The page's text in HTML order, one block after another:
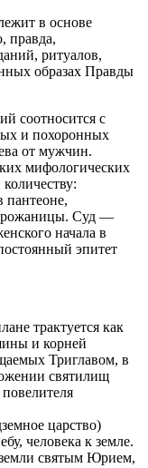
в основе
правда,
ритуалов,
образах Правды
соотносится с
и похоронных
от мужчин.
мифологических
пантеоне,
Суд —
начала в
эпитет
трактуется как
и корней
Триглавом, в
святилищ
царство)
человека к земле.
святым Юрием,